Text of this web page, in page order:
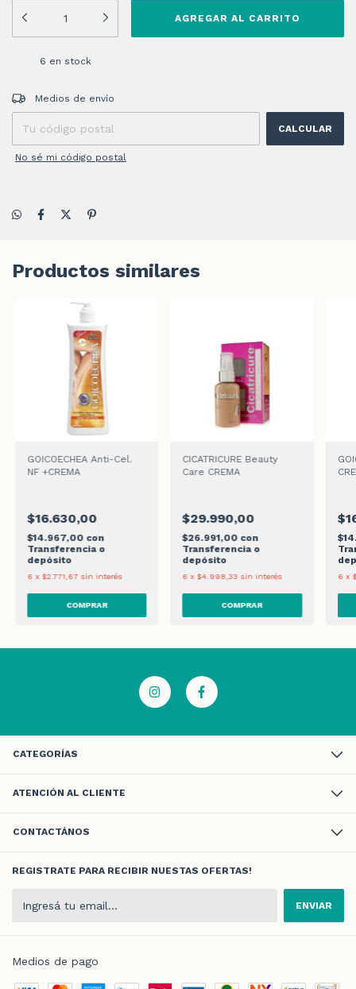
6 en stock
Entregas para el CP:
Medios de envío
CALCULAR
No sé mi código postal
Productos similares
GOICOECHEA Anti-Cel.
NF +CREMA
$16.630,00
$14.967,00 con
Transferencia o
depósito
6 x $2.771,67 sin interés
CICATRICURE Beauty
Care CREMA
$29.990,00
$26.991,00 con
Transferencia o
depósito
6 x $4.998,33 sin interés 6 x
CATEGORÍAS
ATENCIÓN AL CLIENTE
CONTACTÁNOS
REGISTRATE PARA RECIBIR NUESTAS OFERTAS!
Medios de pago